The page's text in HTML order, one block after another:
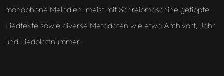
monophone Melodien, meist mit Schreibmaschine getippte
Liedtexte sowie diverse Metadaten wie etwa Archivort, Jahr
und Liedblattnummer.